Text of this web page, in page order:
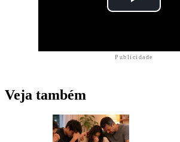
Publicidade
Veja também